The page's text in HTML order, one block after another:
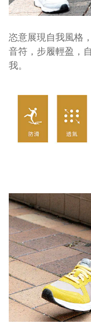
恣意展現自我風格
音符，步履輕盈，
我。